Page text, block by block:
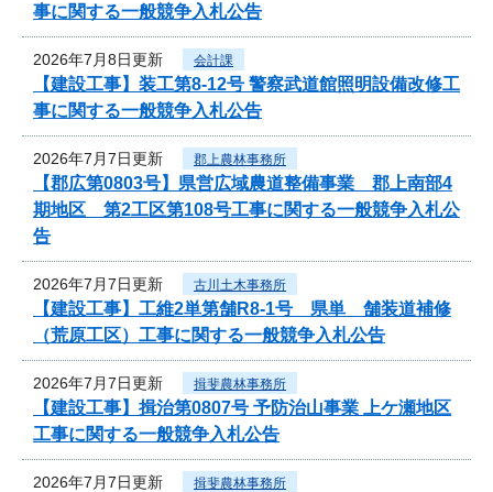
事に関する一般競争入札公告
2026年7月8日更新 会計課
【建設工事】装工第8-12号 警察武道館照明設備改修工
事に関する一般競争入札公告
2026年7月7日更新 郡上農林事務所
【郡広第0803号】県営広域農道整備事業 郡上南部4
期地区 第2工区第108号工事に関する一般競争入札公
告
2026年7月7日更新 古川土木事務所
【建設工事】工維2単第舗R8-1号 県単 舗装道補修
（荒原工区）工事に関する一般競争入札公告
2026年7月7日更新 揖斐農林事務所
【建設工事】揖治第0807号 予防治山事業 上ケ瀬地区
工事に関する一般競争入札公告
2026年7月7日更新 揖斐農林事務所